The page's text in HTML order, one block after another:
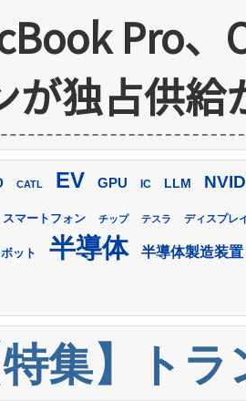
Pro
が独占供給
CATL EV GPU IC LLM
スマートフォン チップ テスラ ディスプレ
ット 半導体 半導体製造装置
特集】ト